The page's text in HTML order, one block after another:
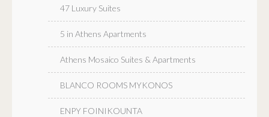
47 Luxury Suites
5 in Athens Apartments
Athens Mosaico Suites & Apartments
BLANCO ROOMS MYKONOS
ENPY FOINIKOUNTA